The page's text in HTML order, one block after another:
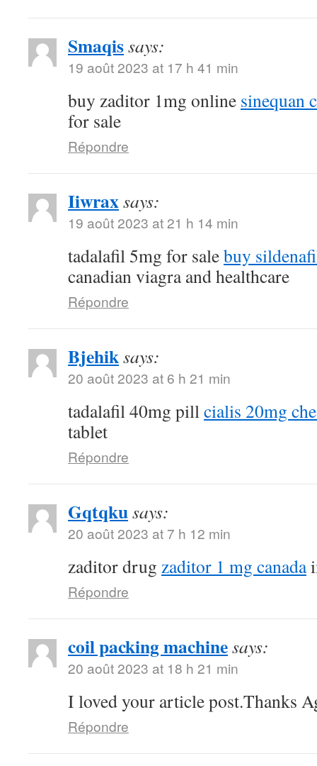
Smaqissays:
19 août 2023 at 17 h 41 min
buy zaditor 1mg online sinequan
for sale
Répondre
Iiwraxsays:
19 août 2023 at 21 h 14 min
tadalafil 5mg for salebuy
canadian viagra and healthcare
Répondre
Bjehiksays:
20 août 2023 at 6 h 21 min
tadalafil 40mg pillcialis 20mg
tablet
Répondre
Gqtqkusays:
20 août 2023 at 7 h 12 min
zaditor drug zaditor 1 mg canada
Répondre
coil packing machinesays:
20 août 2023 at 18 h 21 min
I loved your article post.Thanks
Répondre